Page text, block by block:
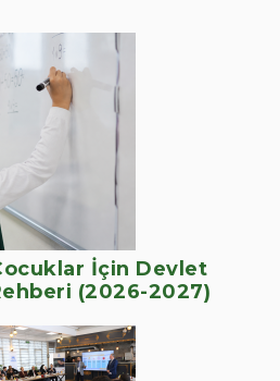
İçin Devlet
(2026-2027)